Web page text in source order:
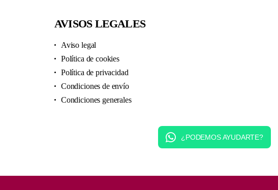
AVISOS LEGALES
Aviso legal
Política de cookies
Política de privacidad
Condiciones de envío
Condiciones generales
¿PODEMOS AYUDARTE?